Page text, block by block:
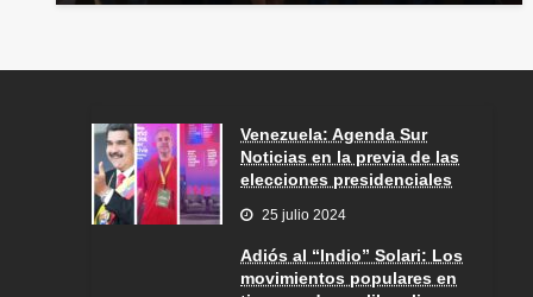
Venezuela: Agenda Sur
Noticias en la previa de las
elecciones presidenciales
25 julio 2024
Adiós al “Indio” Solari: Los
movimientos populares en